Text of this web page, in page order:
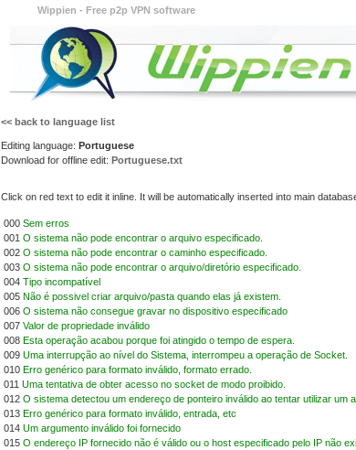
Wippien - Free p2p VPN software
<< back to language list
Editing language: Portuguese
Download for offline edit: Portuguese.txt
Click on red text to edit it inline. It will be automatically inserted into main
000 Sem erros
001 O sistema não pode encontrar o arquivo especificado.
002 O sistema não pode encontrar o caminho especificado.
003 O sistema não pode encontrar o arquivo/diretório especificado.
004 Tipo incompatível
005 Não é possivel criar arquivo/pasta quando elas já existem.
006 O sistema não consegue gravar no dispositivo especificado
007 Valor de propriedade inválido
008 Esta operação acabou porque foi atingido o tempo de espera.
009 Uma interrupção ao nível do Sistema, interrompeu a operação de Socket.
010 Erro genérico para formato inválido, formato errado.
011 Uma tentativa de obter acesso no socket de modo proibido.
012 O sistema detectou um endereço de ponteiro inválido ao tentar utilizar um
013 Erro genérico para formato inválido, entrada, etc
014 Um argumento inválido foi fornecido
015 O endereço IP fornecido não é válido ou o host especificado pelo IP não